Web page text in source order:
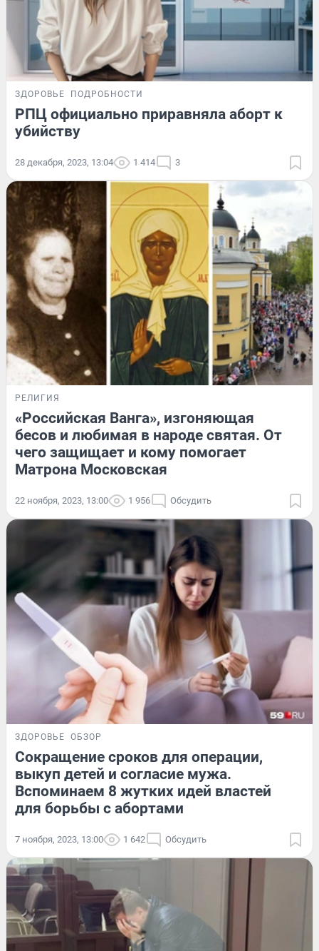
ЗДОРОВЬЕ ПОДРОБНОСТИ
РПЦ официально приравняла аборт к
убийству
28 декабря, 2023, 13:04 1 414 3
РЕЛИГИЯ
«Российская Ванга», изгоняющая
бесов и любимая в народе святая. От
чего защищает и кому помогает
Матрона Московская
22 ноября, 2023, 13:00 1 956 Обсудить
ЗДОРОВЬЕ ОБЗОР
Сокращение сроков для операции,
выкуп детей и согласие мужа.
Вспоминаем 8 жутких идей властей
для борьбы с абортами
7 ноября, 2023, 13:00 1 642 Обсудить